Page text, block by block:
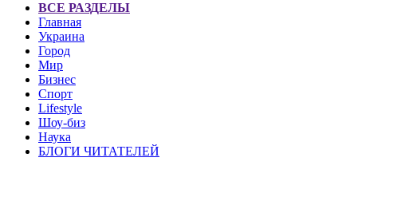
ВСЕ РАЗДЕЛЫ
Главная
Украина
Город
Мир
Бизнес
Спорт
Lifestyle
Шоу-биз
Наука
БЛОГИ ЧИТАТЕЛЕЙ